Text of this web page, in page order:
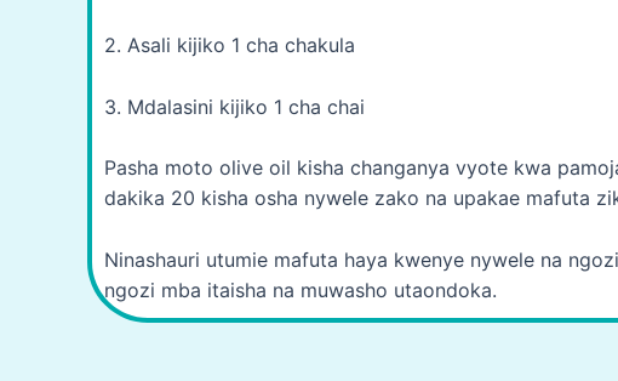
2. Asali kijiko 1 cha chakula
3. Mdalasini kijiko 1 cha chai
Pasha moto olive oil kisha changanya vyote kwa
dakika 20 kisha osha nywele zako na upakae mafuta
Ninashauri utumie mafuta haya kwenye nywele na
ngozi mba itaisha na muwasho utaondoka.